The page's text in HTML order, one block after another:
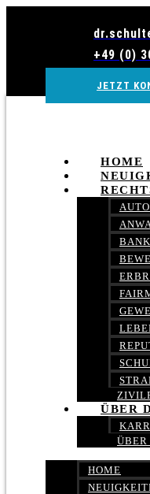
+49 (0)
JETZT
HOME
ÜBER
HOME